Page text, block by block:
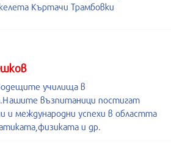
Къртачи Трамбовки
училища в
възпитаници постигат
и международни успехи в областта
и др.